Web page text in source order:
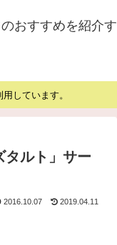
おすすめを紹介す
しています。
タルト」サー
2016.10.07 2019.04.11